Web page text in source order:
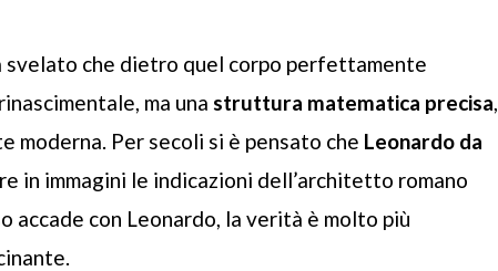
svelato che dietro quel corpo perfettamente
ma una struttura matematica precisa,
moderna. Per secoli si è pensato che Leonardo da
in immagini le indicazioni dell’architetto romano
accade con Leonardo, la verità è molto più